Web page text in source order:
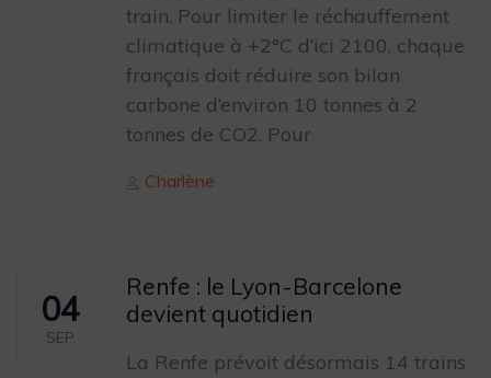
train. Pour limiter le réchauffement
climatique à +2°C d’ici 2100, chaque
français doit réduire son bilan
carbone d’environ 10 tonnes à 2
tonnes de CO2. Pour
Author
Charlène
04
SEP
Renfe : le Lyon-Barcelone
devient quotidien
La Renfe prévoit désormais 14 trains